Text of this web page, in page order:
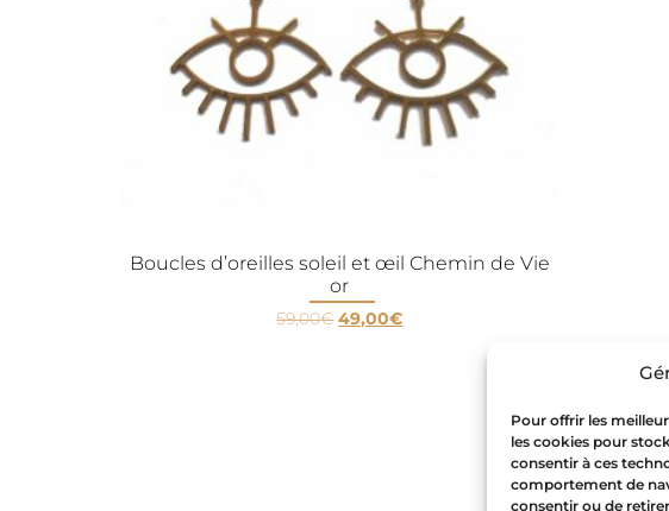
Pour offrir les
les cookies pour
consentir à ces
comportement de
consentir ou de
Boucles d’oreilles soleil et œil Chemin de Vie
or
59,00€ 49,00€